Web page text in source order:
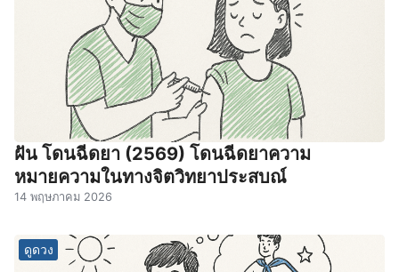
ฝัน โดนฉีดยา (2569) โดนฉีดยาความ
หมายความในทางจิตวิทยาประสบณ์
14 พฤษภาคม 2026
ดูดวง